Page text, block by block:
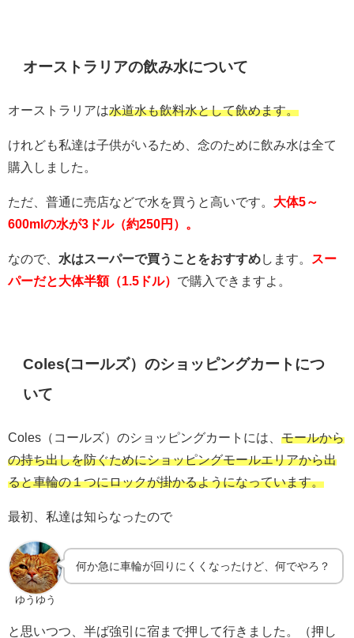
オーストラリアの飲み水について
オーストラリアは水道水も飲料水として飲めます。
けれども私達は子供がいるため、念のために飲み水は全て
購入しました。
ただ、普通に売店などで水を買うと高いです。 大体5～
600mlの水が3ドル（約250円）。
なので、 水はスーパーで買うことをおすすめします。
スー
パーだと大体半額（1.5ドル） で購入できますよ。
Coles(コールズ）のショッピングカートにつ
いて
Coles（コールズ）のショッピングカートには、 モールから
の持ち出しを防ぐためにショッピングモールエリアから出
ると車輪の１つにロックが掛かるようになっています。
最初、私達は知らなったので
ゆうゆう
何か急に車輪が回りにくくなったけど、何でやろ？
と思いつつ、半ば強引に宿まで押して行きました。（押し